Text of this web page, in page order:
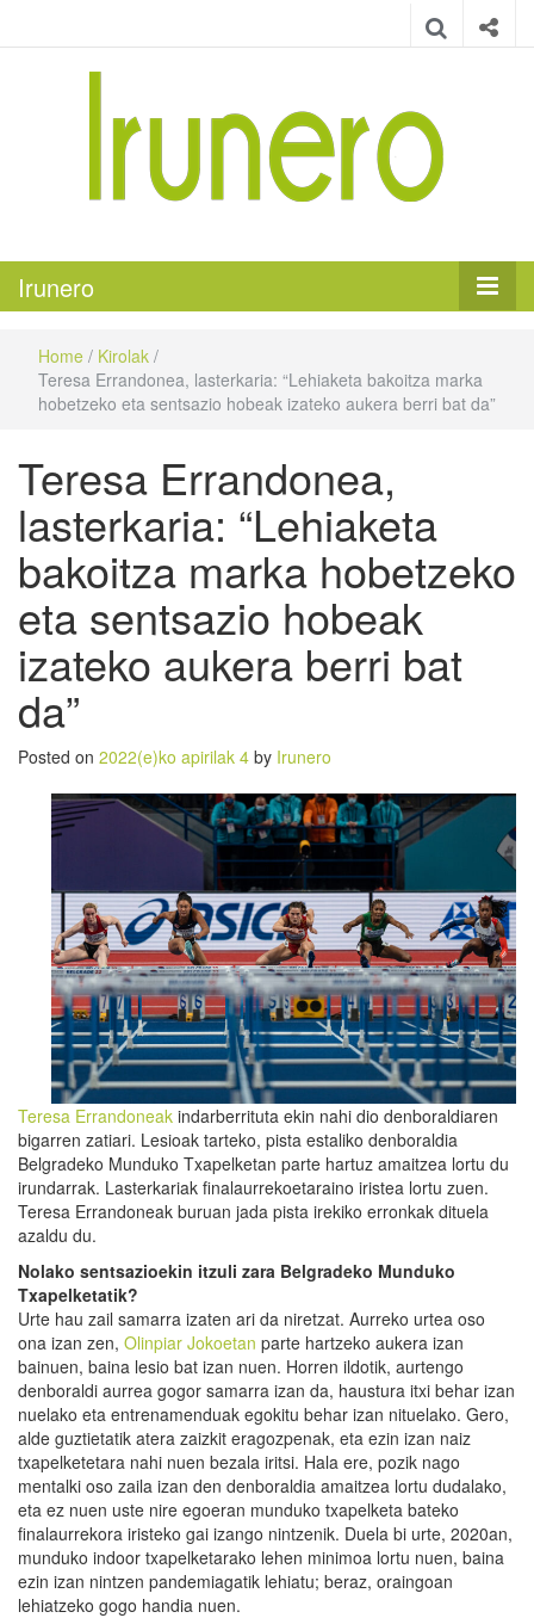
Irunero
Home / Kirolak /
Teresa Errandonea, lasterkaria: “Lehiaketa bakoitza marka
hobetzeko eta sentsazio hobeak izateko aukera berri bat da”
Teresa Errandonea,
lasterkaria: “Lehiaketa
bakoitza marka hobetzeko
eta sentsazio hobeak
izateko aukera berri bat
da”
Posted on 2022(e)ko apirilak 4 by Irunero
Teresa Errandoneak indarberrituta ekin nahi dio denboraldiaren
bigarren zatiari. Lesioak tarteko, pista estaliko denboraldia
Belgradeko Munduko Txapelketan parte hartuz amaitzea lortu du
irundarrak. Lasterkariak finalaurrekoetaraino iristea lortu zuen.
Teresa Errandoneak buruan jada pista irekiko erronkak dituela
azaldu du.
Nolako sentsazioekin itzuli zara Belgradeko Munduko
Txapelketatik?
Urte hau zail samarra izaten ari da niretzat. Aurreko urtea oso
ona izan zen, Olinpiar Jokoetan parte hartzeko aukera izan
bainuen, baina lesio bat izan nuen. Horren ildotik, aurtengo
denboraldi aurrea gogor samarra izan da, haustura itxi behar izan
nuelako eta entrenamenduak egokitu behar izan nituelako. Gero,
alde guztietatik atera zaizkit eragozpenak, eta ezin izan naiz
txapelketetara nahi nuen bezala iritsi. Hala ere, pozik nago
mentalki oso zaila izan den denboraldia amaitzea lortu dudalako,
eta ez nuen uste nire egoeran munduko txapelketa bateko
finalaurrekora iristeko gai izango nintzenik. Duela bi urte, 2020an,
munduko indoor txapelketarako lehen minimoa lortu nuen, baina
ezin izan nintzen pandemiagatik lehiatu; beraz, oraingoan
lehiatzeko gogo handia nuen.